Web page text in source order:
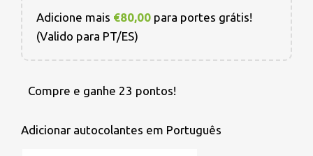
Adicione mais €80,00 para portes grátis!
(Valido para PT/ES)
Compre e ganhe 23 pontos!
Adicionar autocolantes em Português